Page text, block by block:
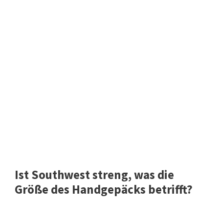
Ist Southwest streng, was die
Größe des Handgepäcks betrifft?